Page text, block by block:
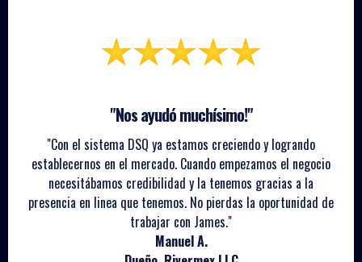
"Nos ayudó muchísimo!"
"Con el sistema DSQ ya estamos creciendo y logrando
establecernos en el mercado. Cuando empezamos el negocio
necesitábamos credibilidad y la tenemos gracias a la
presencia en linea que tenemos. No pierdas la oportunidad de
trabajar con James."
Manuel A.